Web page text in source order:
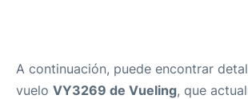
A continuación, puede encontrar
vuelo VY3269 de Vueling, que